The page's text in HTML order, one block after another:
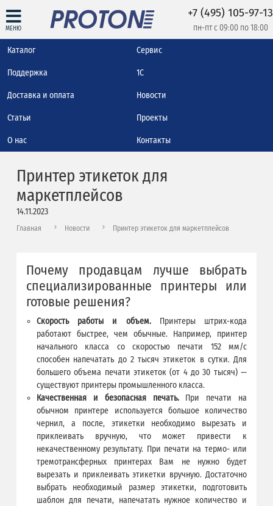
МЕНЮ
+7 (495) 105-97-13
пн-пт с 09:00 по 18:00
Каталог Сервис
Поддержка 1С
Доставка и оплата Новости
Статьи Проекты
О нас Контакты
Принтер этикеток для
маркетплейсов
14.11.2023
Главная Новости Принтер этикеток для маркетплейсов
Почему продавцам лучше выбрать
специализированные принтеры или
готовые решения?
Скорость работы и объем. Принтеры штрих-кода
работают быстрее, чем обычные. Например, принтер
начального класса со скоростью печати 152 мм/с
способен напечатать до 2 тысяч этикеток в сутки. Для
большего объема печати этикеток (от 4 до 30 тысяч) —
существуют принтеры промышленного класса.
Качественная и безопасная печать.При печати на
обычном принтере используется большое количество
чернил, а после, этикетки необходимо вырезать и
приклеивать вручную, что может привести к
некачественному результату. При печати на термо- или
тремотрансферных принтерах Вам не нужно будет
вырезать и приклеивать этикетки вручную. Достаточно
выбрать необходимый размер этикетки, подготовить
шаблон для печати, напечатать нужное количество и